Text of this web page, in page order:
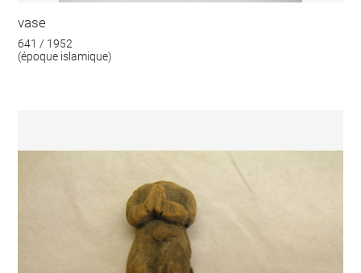
vase
641 / 1952
(époque islamique)